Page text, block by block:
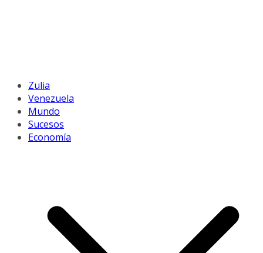
Zulia
Venezuela
Mundo
Sucesos
Economía